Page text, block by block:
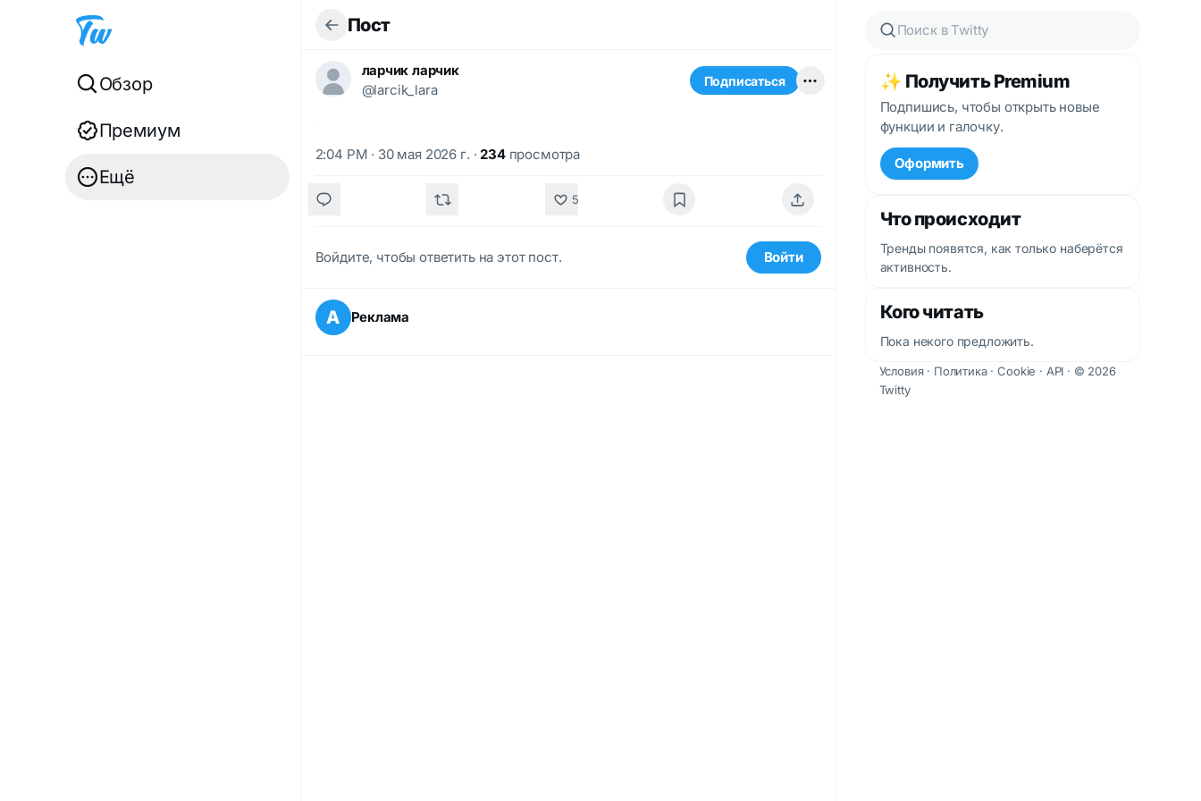
Обзор
Премиум
Ещё
Пост
ларчик ларчик
@larcik_lara
Подписаться
2:04 PM · 30 мая 2026 г. · 234просмотра
5
Войдите, чтобы ответить на этот пост. Войти
А Реклама
✨ Получить Premium
Подпишись, чтобы открыть новые
функции и галочку.
Оформить
Что происходит
Тренды появятся, как только наберётся
активность.
Кого читать
Пока некого предложить.
Условия· Политика·Cookie · API · © 2026
Twitty